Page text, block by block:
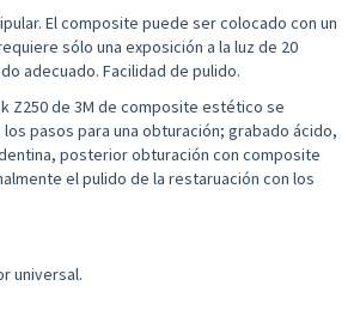
El composite puede ser colocado con un
sólo una exposición a la luz de 20
adecuado. Facilidad de pulido.
Z250 de 3M de composite estético se
pasos para una obturación; grabado ácido,
posterior obturación con composite
el pulido de la restaruación con los
universal.